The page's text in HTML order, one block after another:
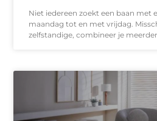
Niet iedereen zoekt een baan met
maandag tot en met vrijdag.
zelfstandige, combineer je